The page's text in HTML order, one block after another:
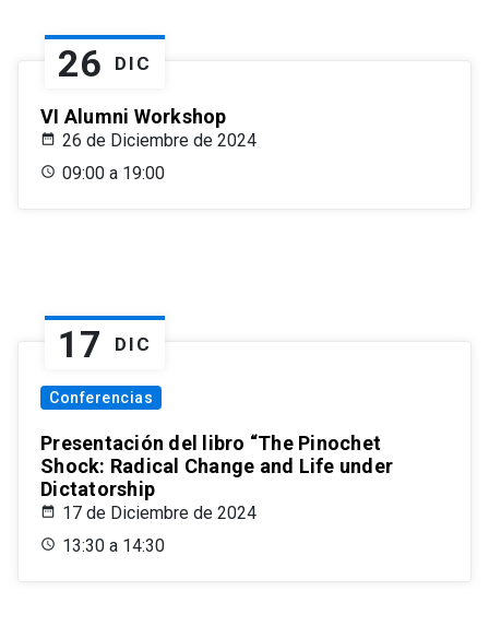
26 DIC
VI Alumni Workshop
26 de Diciembre de 2024
09:00 a 19:00
17 DIC
Conferencias
Presentación del libro “The Pinochet
Shock: Radical Change and Life under
Dictatorship
17 de Diciembre de 2024
13:30 a 14:30